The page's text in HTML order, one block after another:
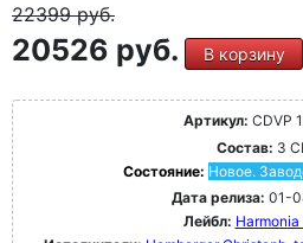
22399руб.
20526 руб. В корзину
Артикул: CDVP
Состав: 3
Состояние: Новое.
Дата релиза: 01-
Лейбл: